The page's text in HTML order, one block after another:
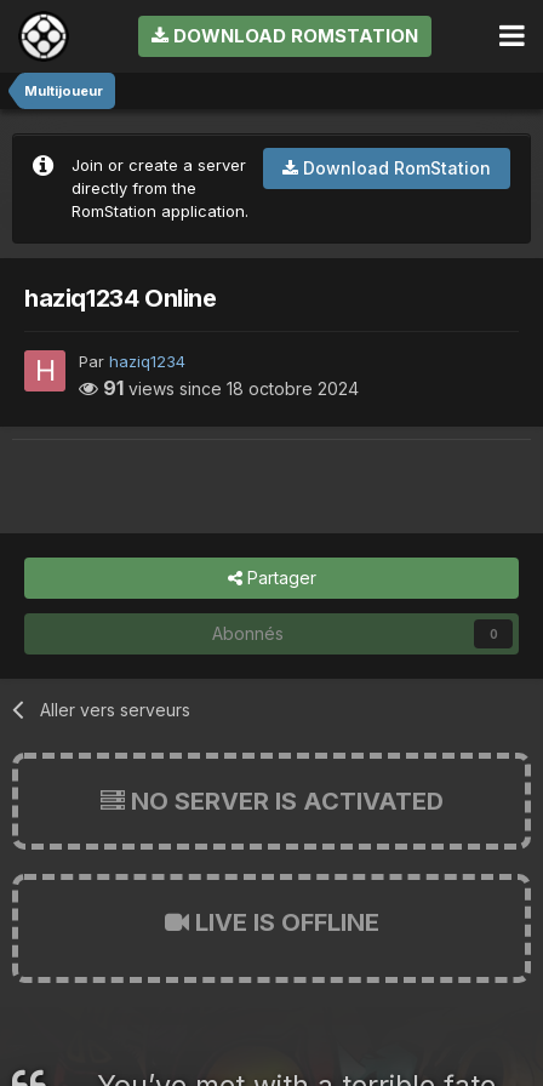
DOWNLOAD ROMSTATION
Multijoueur
Download RomStation
Join or create a server
directly from the
RomStation application.
haziq1234 Online
Par haziq1234
91 views since 18 octobre 2024
Partager
Abonnés 0
Aller vers serveurs
NO SERVER IS ACTIVATED
LIVE IS OFFLINE